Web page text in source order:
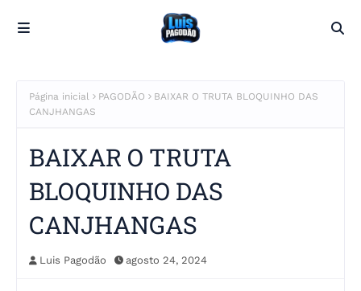
Página inicial PAGODÃO
BAIXAR O TRUTA BLOQUINHO DAS
CANJHANGAS
BAIXAR O TRUTA
BLOQUINHO DAS
CANJHANGAS
Luis Pagodão agosto 24, 2024